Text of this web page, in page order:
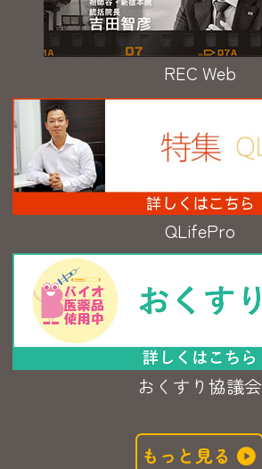
REC Web
QLifePro
おくすり協議会
もっと見る